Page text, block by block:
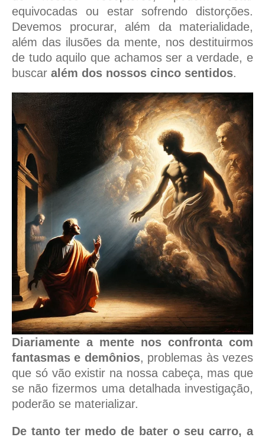
equivocadas ou estar sofrendo distorções.
Devemos procurar, além da materialidade,
além das ilusões da mente, nos destituirmos
de tudo aquilo que achamos ser a verdade, e
buscar além dos nossos cinco sentidos.
Diariamente a mente nos confronta com
fantasmas e demônios, problemas às vezes
que só vão existir na nossa cabeça, mas que
se não fizermos uma detalhada investigação,
poderão se materializar.
De tanto ter medo de bater o seu carro, a